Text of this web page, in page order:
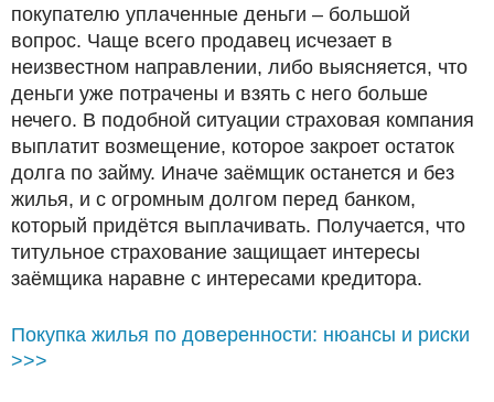
покупателю уплаченные деньги – большой
вопрос. Чаще всего продавец исчезает в
неизвестном направлении, либо выясняется, что
деньги уже потрачены и взять с него больше
нечего. В подобной ситуации страховая компания
выплатит возмещение, которое закроет остаток
долга по займу. Иначе заёмщик останется и без
жилья, и с огромным долгом перед банком,
который придётся выплачивать. Получается, что
титульное страхование защищает интересы
заёмщика наравне с интересами кредитора.
Покупка жилья по доверенности: нюансы и риски
>>>